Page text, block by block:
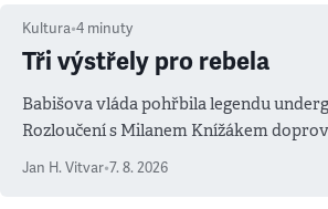
Kultura•4 minuty
Tři výstřely pro rebela
Babišova vláda pohřbila legendu
Rozloučení s Milanem Knížákem
salvy i kritika pokrokářů
Jan H. Vitvar•7. 8. 2026